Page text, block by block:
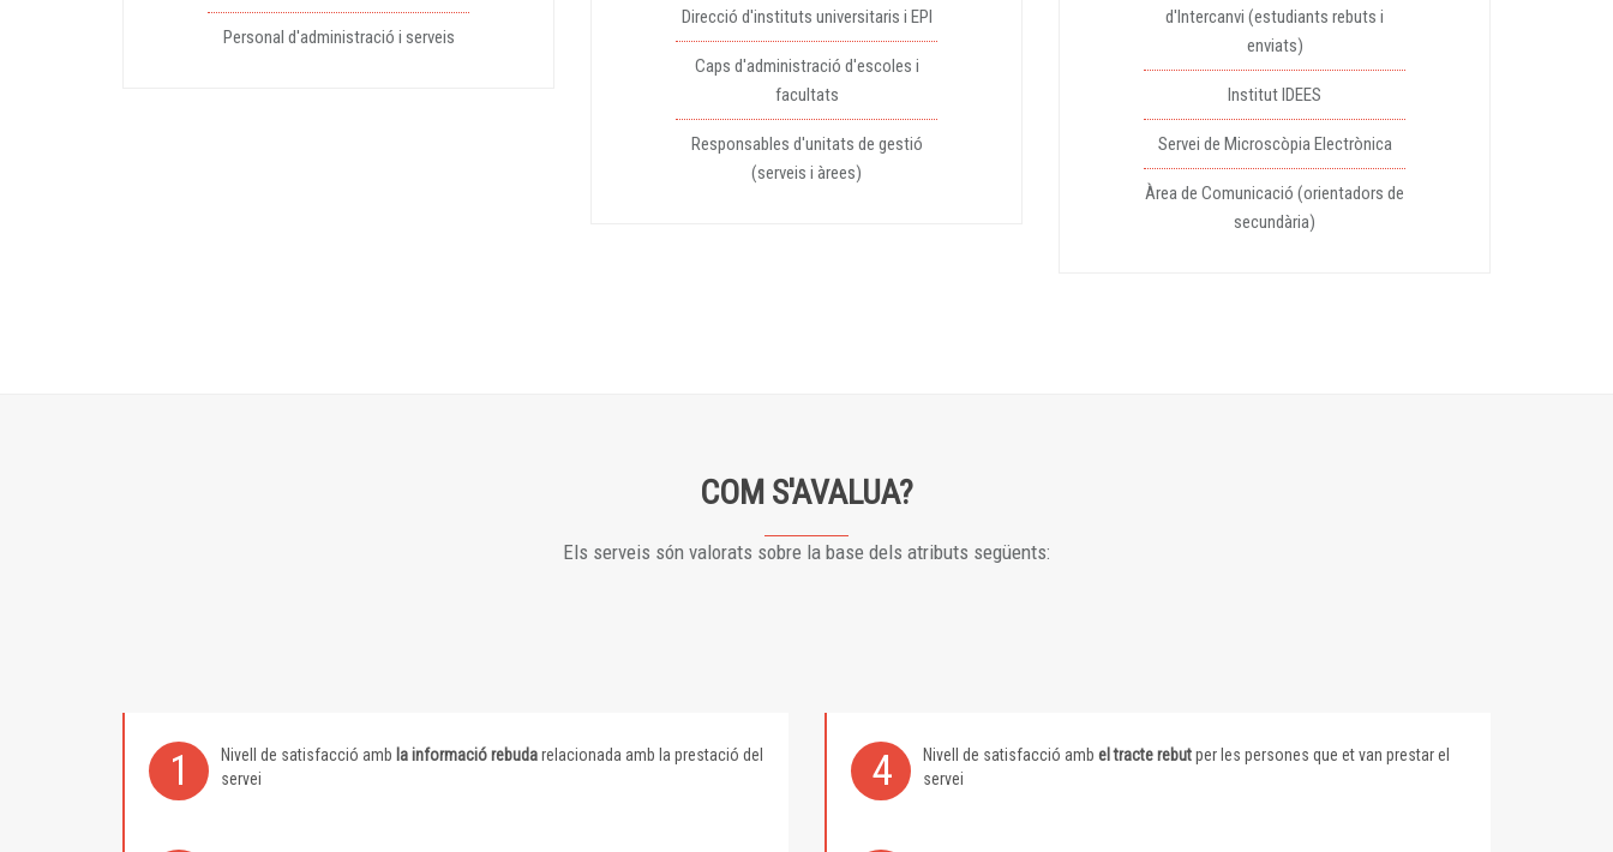
Personal d'administració i serveis
Direcció d'instituts universitaris i EPI
Caps d'administració d'escoles i
facultats
Responsables d'unitats de gestió
(serveis i àrees)
d'Intercanvi (estudiants rebuts i
enviats)
Institut IDEES
Servei de Microscòpia Electrònica
Àrea de Comunicació (orientadors de
secundària)
COM S'AVALUA?
Els serveis són valorats sobre la base dels atributs següents:
1 Nivell de satisfacció amb la informació rebudarelacionada amb la prestació del
servei
4 Nivell de satisfacció amb el tracte rebutper les persones que et van prestar el
servei